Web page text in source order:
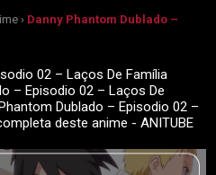
› Danny Phantom Dublado –
02 – Laços De Família
– Episodio 02 – Laços De
Dublado – Episodio 02 –
deste anime - ANITUBE